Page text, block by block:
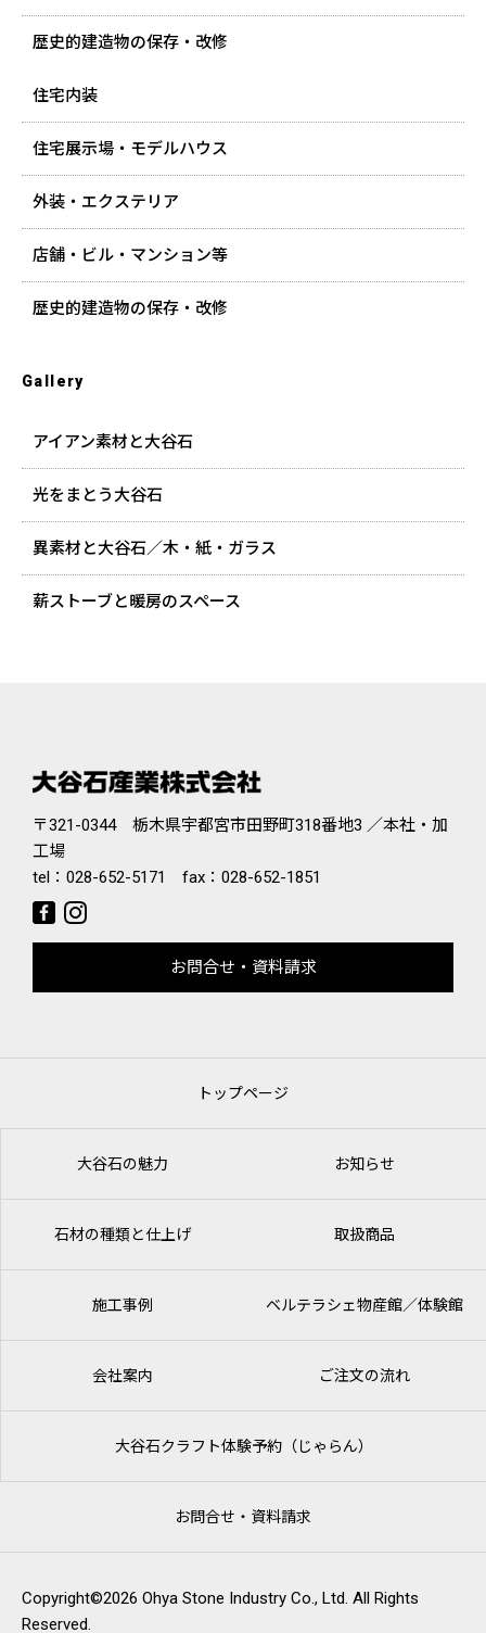
歴史的建造物の保存・改修
住宅内装
住宅展示場・モデルハウス
外装・エクステリア
店舗・ビル・マンション等
歴史的建造物の保存・改修
Gallery
アイアン素材と大谷石
光をまとう大谷石
異素材と大谷石／木・紙・ガラス
薪ストーブと暖房のスペース
〒321-0344 栃木県宇都宮市田野町318番地3 ／本社・加
工場
tel： 028-652-5171 fax：028-652-1851
お問合せ・資料請求
トップページ
大谷石の魅力 お知らせ
石材の種類と仕上げ 取扱商品
施工事例 ベルテラシェ物産館／体験館
会社案内 ご注文の流れ
大谷石クラフト体験予約（じゃらん）
お問合せ・資料請求
Copyright©2026 Ohya Stone Industry Co., Ltd. All Rights
Reserved.